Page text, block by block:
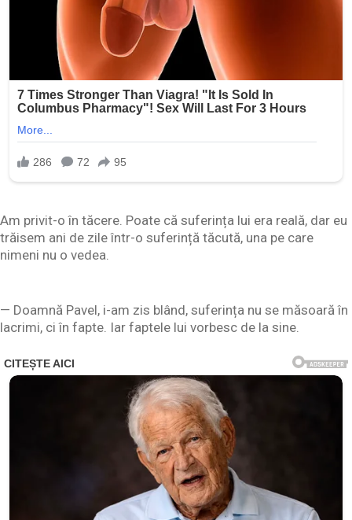
Am privit-o în tăcere. Poate că suferința lui era reală, dar eu
trăisem ani de zile într-o suferință tăcută, una pe care
nimeni nu o vedea.
— Doamnă Pavel, i-am zis blând, suferința nu se măsoară în
lacrimi, ci în fapte. Iar faptele lui vorbesc de la sine.